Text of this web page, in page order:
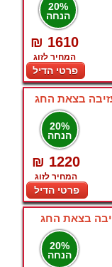
20%
הנחה
₪ 1610
המחיר לזוג
פרטי הדיל
בצאת החג
20%
הנחה
₪ 1220
המחיר לזוג
פרטי הדיל
בצאת החג
20%
הנחה